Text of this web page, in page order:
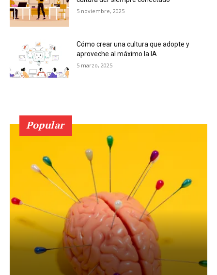
5 noviembre, 2025
Cómo crear una cultura que adopte y
aproveche al máximo la IA
5 marzo, 2025
Popular